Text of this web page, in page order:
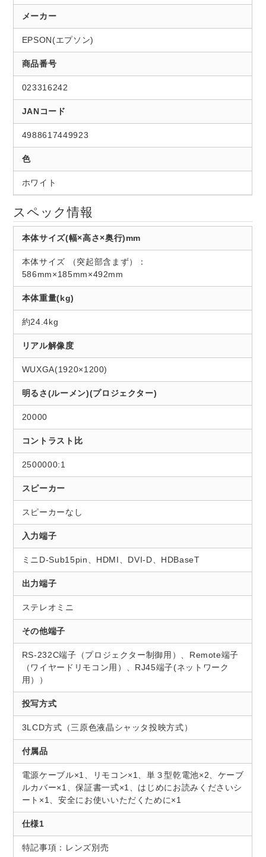
メーカー
EPSON(エプソン)
商品番号
023316242
JANコード
4988617449923
色
ホワイト
スペック情報
本体サイズ(幅×高さ×奥行)mm
本体サイズ （突起部含まず）：
586mm×185mm×492mm
本体重量(kg)
約24.4kg
リアル解像度
WUXGA(1920×1200)
明るさ(ルーメン)(プロジェクター)
20000
コントラスト比
2500000:1
スピーカー
スピーカーなし
入力端子
ミニD-Sub15pin、HDMI、DVI-D、HDBaseT
出力端子
ステレオミニ
その他端子
RS-232C端子（プロジェクター制御用）、Remote端子
（ワイヤードリモコン用）、RJ45端子(ネットワーク
用））
投写方式
3LCD方式（三原色液晶シャッタ投映方式）
付属品
電源ケーブル×1、リモコン×1、単３型乾電池×2、ケーブ
ルカバー×1、保証書一式×1、はじめにお読みくださいシ
ート×1、安全にお使いいただくために×1
仕様1
特記事項：レンズ別売